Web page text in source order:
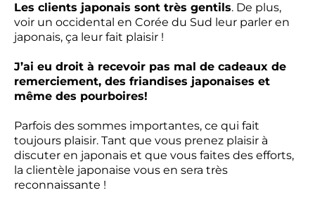
Les clients japonais sont très gentils. De plus,
voir un occidental en Corée du Sud leur parler en
japonais, ça leur fait plaisir !
J’ai eu droit à recevoir pas mal de cadeaux de
remerciement, des friandises japonaises et
même des pourboires!
Parfois des sommes importantes, ce qui fait
toujours plaisir. Tant que vous prenez plaisir à
discuter en japonais et que vous faites des efforts,
la clientèle japonaise vous en sera très
reconnaissante !